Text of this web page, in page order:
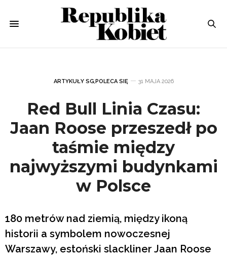
ARTYKUŁY SG,POLECA SIĘ 31 MAJA 2026
Red Bull Linia Czasu:
Jaan Roose przeszedł po
taśmie między
najwyższymi budynkami
w Polsce
180 metrów nad ziemią, między ikoną
historii a symbolem nowoczesnej
Warszawy, estoński slackliner Jaan Roose